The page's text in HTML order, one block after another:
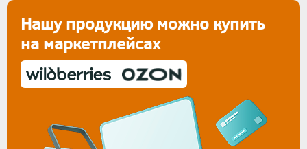
Нашу продукцию можно купить
на маркетплейсах